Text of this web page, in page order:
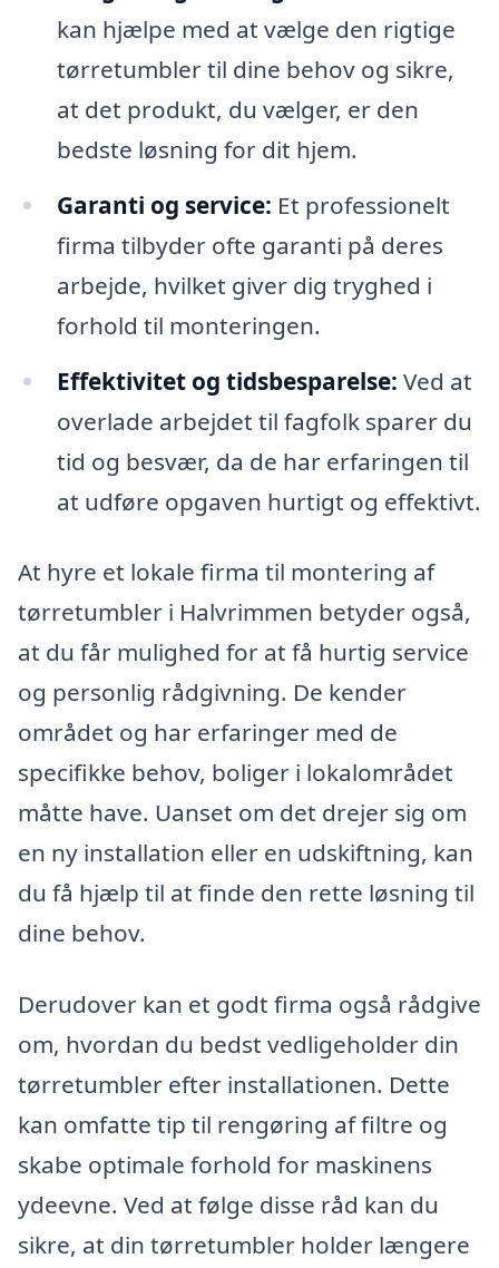
kan hjælpe med at vælge den rigtige
tørretumbler til dine behov og sikre,
at det produkt, du vælger, er den
bedste løsning for dit hjem.
Garanti og service: Et professionelt
firma tilbyder ofte garanti på deres
arbejde, hvilket giver dig tryghed i
forhold til monteringen.
Effektivitet og tidsbesparelse: Ved at
overlade arbejdet til fagfolk sparer du
tid og besvær, da de har erfaringen til
at udføre opgaven hurtigt og effektivt.
At hyre et lokale firma til montering af
tørretumbler i Halvrimmen betyder også,
at du får mulighed for at få hurtig service
og personlig rådgivning. De kender
området og har erfaringer med de
specifikke behov, boliger i lokalområdet
måtte have. Uanset om det drejer sig om
en ny installation eller en udskiftning, kan
du få hjælp til at finde den rette løsning til
dine behov.
Derudover kan et godt firma også rådgive
om, hvordan du bedst vedligeholder din
tørretumbler efter installationen. Dette
kan omfatte tip til rengøring af filtre og
skabe optimale forhold for maskinens
ydeevne. Ved at følge disse råd kan du
sikre, at din tørretumbler holder længere